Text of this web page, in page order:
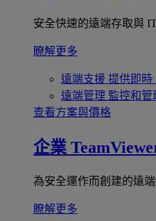
安全快速的遠端存取與
瞭解更多
遠端支援 提供即時
遠端管理 監控和管
查看方案與價格
企業
為安全運作而創建的遠端
瞭解更多